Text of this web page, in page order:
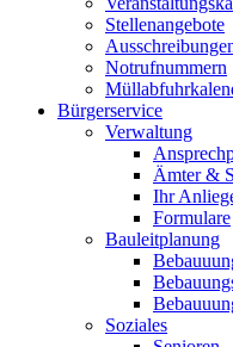
Stellenangebote
Notrufnummern
Bürgerservice
Verwaltung
Ämter &
Ihr
Formulare
Bauleitplanung
Soziales